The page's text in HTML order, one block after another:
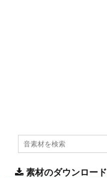
素材のダウンロード